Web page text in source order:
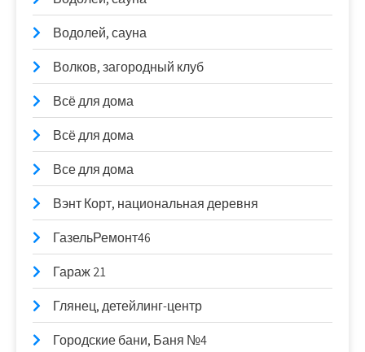
Водолей, сауна
Волков, загородный клуб
Всё для дома
Всё для дома
Все для дома
Вэнт Корт, национальная деревня
ГазельРемонт46
Гараж 21
Глянец, детейлинг-центр
Городские бани, Баня №4